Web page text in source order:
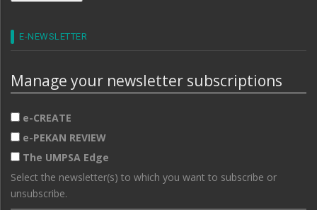
E-NEWSLETTER
Manage your newsletter subscriptions
e-CREATE
e-PEKAN REVIEW
The UMPSA Edge
Select the newsletter(s) to which you want to subscribe or
unsubscribe.